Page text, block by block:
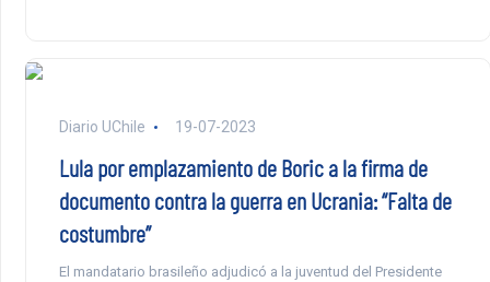
Diario UChile 19-07-2023
Lula por emplazamiento de Boric a la firma de
documento contra la guerra en Ucrania: “Falta de
costumbre”
El mandatario brasileño adjudicó a la juventud del Presidente